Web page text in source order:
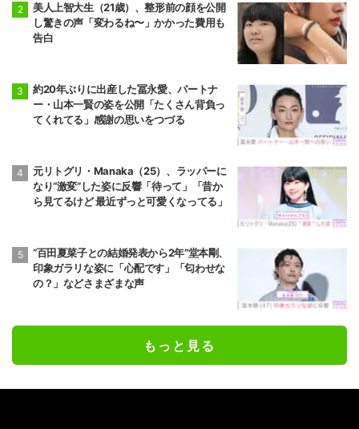
美人上智大生（21歳）、整形前の顔を公開
し驚きの声「変わるね〜」かかった費用も
告白
約20年ぶりに出産した冨永愛、パートナ
ー・山本一賢の姿を公開「たくさん背負っ
てくれてる」感謝の思いをつづる
元リトグリ・Manaka（25）、ラッパーに
なり“激変”した姿に反響「待って」「昔か
ら見てるけど 最近ずっと可愛くなってる」
“百田夏菜子との結婚発表から2年”堂本剛、
印象ガラリな姿に「心配です」「匂わせな
の？」などさまざまな声
もっと見る